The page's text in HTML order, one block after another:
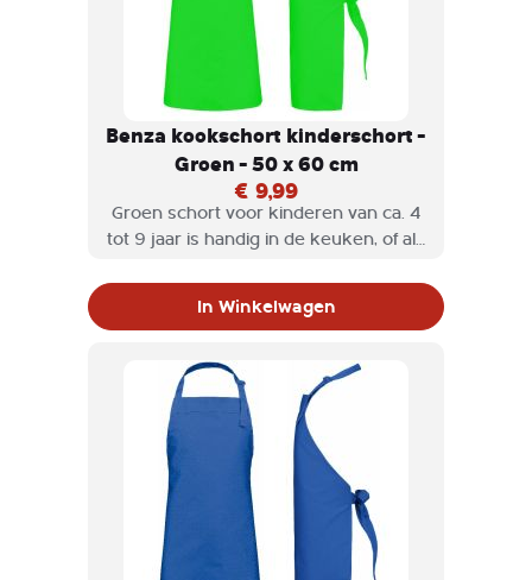
Benza kookschort kinderschort -
Groen - 50 x 60 cm
€ 9,99
Groen schort voor kinderen van ca. 4
tot 9 jaar is handig in de keuken, of als
niet alleen stijlvol, maar ook heel
verstelbaar.
In Winkelwagen